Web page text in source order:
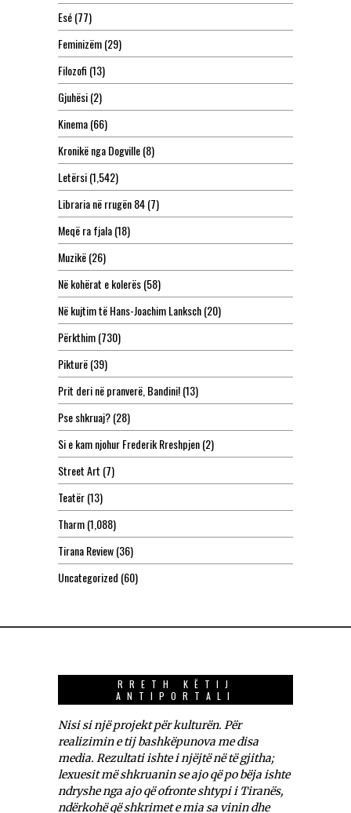
Esé(77)
Feminizëm(29)
Filozofi (13)
Gjuhësi(2)
Kinema(66)
Kronikë nga Dogville(8)
Letërsi(1,542)
Libraria në rrugën 84(7)
Meqë ra fjala(18)
Muzikë(26)
Në kohërat e kolerës(58)
Në kujtim të Hans-Joachim Lanksch(20)
Përkthim(730)
Pikturë(39)
Prit deri në pranverë, Bandini!(13)
Pse shkruaj?(28)
Si e kam njohur Frederik Rreshpjen(2)
Street Art (7)
Teatër(13)
Tharm(1,088)
Tirana Review(36)
Uncategorized (60)
RRETH KËTIJ
ANTIPORTALI
Nisi si një projekt për kulturën. Për
realizimin e tij bashkëpunova me disa
media. Rezultati ishte i njëjtë në të gjitha;
lexuesit më shkruanin se ajo që po bëja ishte
ndryshe nga ajo që ofronte shtypi i Tiranës,
ndërkohë që shkrimet e mia sa vinin dhe